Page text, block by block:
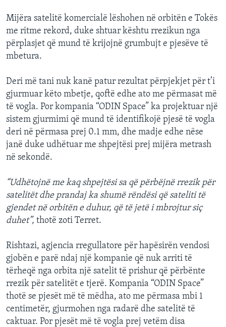
Mijëra satelitë komercialë lëshohen në orbitën e Tokës
me ritme rekord, duke shtuar kështu rrezikun nga
përplasjet që mund të krijojnë grumbujt e pjesëve të
mbetura.
Deri më tani nuk kanë patur rezultat përpjekjet për t’i
gjurmuar këto mbetje, qoftë edhe ato me përmasat më
të vogla. Por kompania “ODIN Space” ka projektuar një
sistem gjurmimi që mund të identifikojë pjesë të vogla
deri në përmasa prej 0.1 mm, dhe madje edhe nëse
janë duke udhëtuar me shpejtësi prej mijëra metrash
në sekondë.
“Udhëtojnë me kaq shpejtësi sa që përbëjnë rrezik për
satelitët dhe prandaj ka shumë rëndësi që sateliti të
gjendet në orbitën e duhur, që të jetë i mbrojtur siç
duhet”, thotë zoti Terret.
Rishtazi, agjencia rregullatore për hapësirën vendosi
gjobën e parë ndaj një kompanie që nuk arriti të
tërheqë nga orbita një satelit të prishur që përbënte
rrezik për satelitët e tjerë. Kompania “ODIN Space”
thotë se pjesët më të mëdha, ato me përmasa mbi 1
centimetër, gjurmohen nga radarë dhe satelitë të
caktuar. Por pjesët më të vogla prej vetëm disa